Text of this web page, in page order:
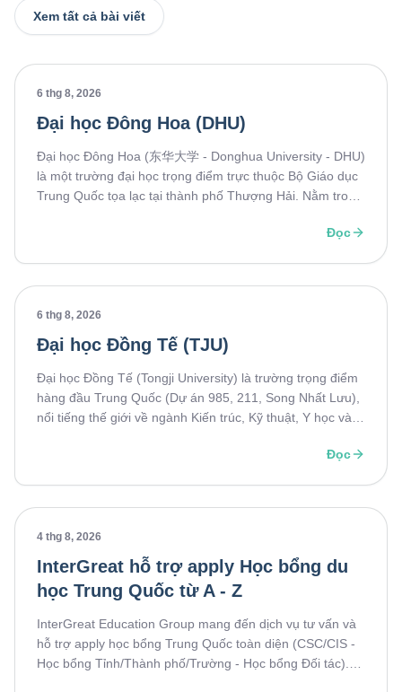
Xem tất cả bài viết
6 thg 8, 2026
Đại học Đông Hoa (DHU)
Đại học Đông Hoa (东华大学 - Donghua University - DHU)
là một trường đại học trọng điểm trực thuộc Bộ Giáo dục
Trung Quốc tọa lạc tại thành phố Thượng Hải. Nằm trong
trường là cái tên được nhiều sinh viên quốc tế lựa chọn
Đọc
6 thg 8, 2026
Đại học Đồng Tế (TJU)
Đại học Đồng Tế (Tongji University) là trường trọng điểm
hàng đầu Trung Quốc (Dự án 985, 211, Song Nhất Lưu),
nổi tiếng thế giới về ngành Kiến trúc, Kỹ thuật, Y học và
nổi bật, điều kiện tuyển sinh và cơ hội học bổng để sẵn
Đọc
4 thg 8, 2026
InterGreat hỗ trợ apply Học bổng du
học Trung Quốc từ A - Z
InterGreat Education Group mang đến dịch vụ tư vấn và
hỗ trợ apply học bổng Trung Quốc toàn diện (CSC/CIS -
Học bổng Tỉnh/Thành phố/Trường - Học bổng Đối tác).